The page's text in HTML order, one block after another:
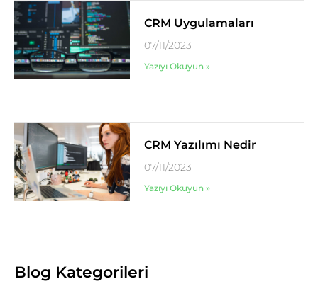
CRM Uygulamaları
07/11/2023
Yazıyı Okuyun »
CRM Yazılımı Nedir
07/11/2023
Yazıyı Okuyun »
Blog Kategorileri